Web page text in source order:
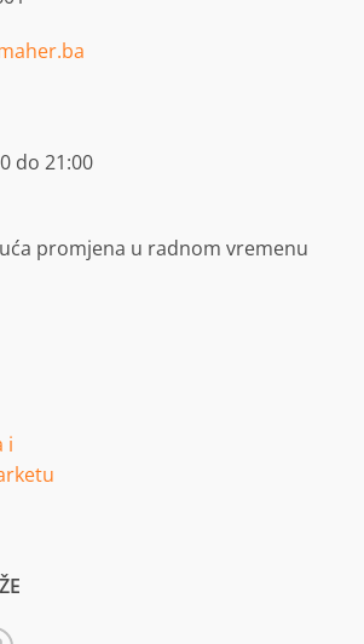
do 21:00
promjena u radnom vremenu
i